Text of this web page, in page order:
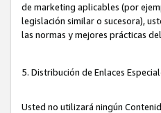
de marketing aplicables (por
legislación similar o sucesora),
las normas y mejores prácticas
5. Distribución de Enlaces
Usted no utilizará ningún